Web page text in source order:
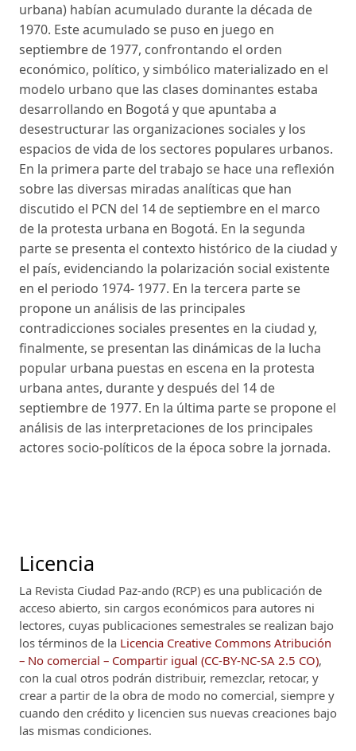
urbana) habían acumulado durante la década de
1970. Este acumulado se puso en juego en
septiembre de 1977, confrontando el orden
económico, político, y simbólico materializado en el
modelo urbano que las clases dominantes estaba
desarrollando en Bogotá y que apuntaba a
desestructurar las organizaciones sociales y los
espacios de vida de los sectores populares urbanos.
En la primera parte del trabajo se hace una reflexión
sobre las diversas miradas analíticas que han
discutido el PCN del 14 de septiembre en el marco
de la protesta urbana en Bogotá. En la segunda
parte se presenta el contexto histórico de la ciudad y
el país, evidenciando la polarización social existente
en el periodo 1974- 1977. En la tercera parte se
propone un análisis de las principales
contradicciones sociales presentes en la ciudad y,
finalmente, se presentan las dinámicas de la lucha
popular urbana puestas en escena en la protesta
urbana antes, durante y después del 14 de
septiembre de 1977. En la última parte se propone el
análisis de las interpretaciones de los principales
actores socio-políticos de la época sobre la jornada.
Licencia
La Revista Ciudad Paz-ando (RCP) es una publicación de
acceso abierto, sin cargos económicos para autores ni
lectores, cuyas publicaciones semestrales se realizan bajo
los términos de la Licencia Creative Commons Atribución
– No comercial – Compartir igual (CC-BY-NC-SA 2.5 CO),
con la cual otros podrán distribuir, remezclar, retocar, y
crear a partir de la obra de modo no comercial, siempre y
cuando den crédito y licencien sus nuevas creaciones bajo
las mismas condiciones.